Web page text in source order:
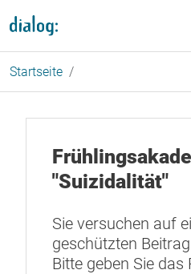
Startseite
"Suizidalität"
Sie versuchen auf
geschützten
Bitte geben Sie das